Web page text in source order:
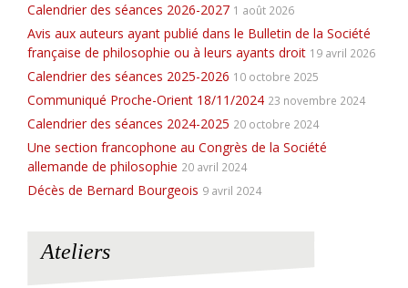
Calendrier des séances 2026-2027 1 août 2026
Avis aux auteurs ayant publié dans le Bulletin de la Société
française de philosophie ou à leurs ayants droit 19 avril 2026
Calendrier des séances 2025-2026 10 octobre 2025
Communiqué Proche-Orient 18/11/2024 23 novembre 2024
Calendrier des séances 2024-2025 20 octobre 2024
Une section francophone au Congrès de la Société
allemande de philosophie 20 avril 2024
Décès de Bernard Bourgeois 9 avril 2024
Ateliers